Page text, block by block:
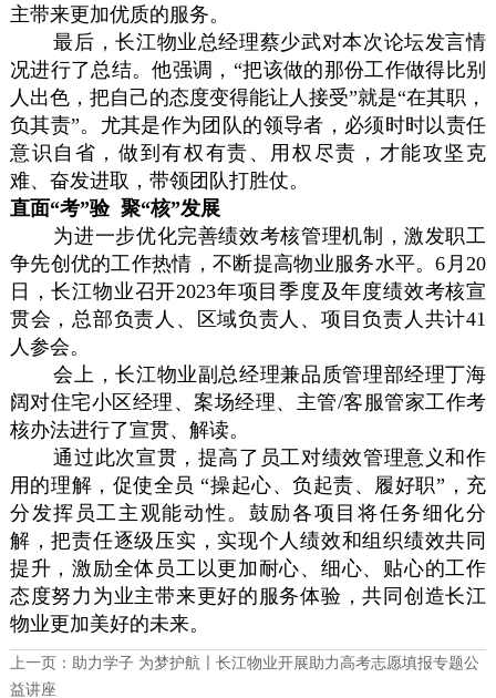
主带来更加优质的服务。
最后，长江物业总经理蔡少武对本次论坛发言情
况进行了总结。他强调，“把该做的那份工作做得比别
人出色，把自己的态度变得能让人接受”就是“在其职，
负其责”。尤其是作为团队的领导者，必须时时以责任
意识自省，做到有权有责、用权尽责，才能攻坚克
难、奋发进取，带领团队打胜仗。
直面“考”验 聚“核”发展
为进一步优化完善绩效考核管理机制，激发职工
争先创优的工作热情，不断提高物业服务水平。6月20
日，长江物业召开2023年项目季度及年度绩效考核宣
贯会，总部负责人、区域负责人、项目负责人共计41
人参会。
会上，长江物业副总经理兼品质管理部经理丁海
阔对住宅小区经理、案场经理、主管/客服管家工作考
核办法进行了宣贯、解读。
通过此次宣贯，提高了员工对绩效管理意义和作
用的理解，促使全员 “操起心、负起责、履好职”，充
分发挥员工主观能动性。鼓励各项目将任务细化分
解，把责任逐级压实，实现个人绩效和组织绩效共同
提升，激励全体员工以更加耐心、细心、贴心的工作
态度努力为业主带来更好的服务体验，共同创造长江
物业更加美好的未来。
上一页： 助力学子 为梦护航〡长江物业开展助力高考志愿填报专题公
益讲座